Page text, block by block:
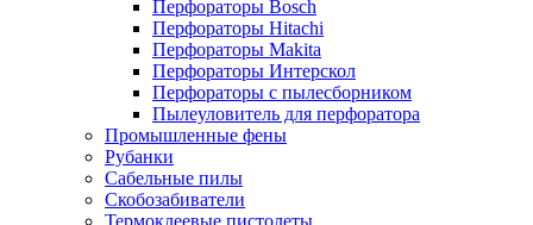
Перфораторы Bosch
Перфораторы Hitachi
Перфораторы Makita
Перфораторы Интерскол
Перфораторы с пылесборником
Пылеуловитель для перфоратора
Промышленные фены
Рубанки
Сабельные пилы
Скобозабиватели
Термоклеевые пистолеты